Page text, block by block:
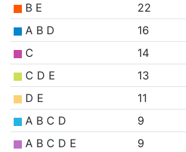
B E
22
A B D
16
C
14
C D E
13
D E
11
A B C D
9
A B C D E
9